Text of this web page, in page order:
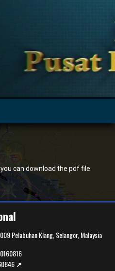
can download the pdf file.
Pelabuhan Klang, Selangor, Malaysia
↗️